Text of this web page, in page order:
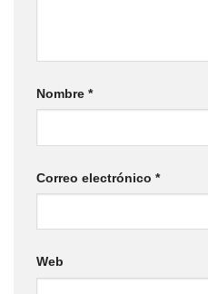
Nombre *
Correo electrónico *
Web